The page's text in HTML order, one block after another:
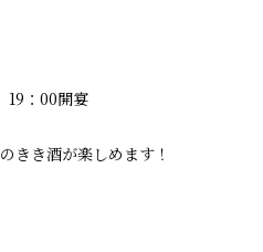
19：00開宴
き酒が楽しめます！